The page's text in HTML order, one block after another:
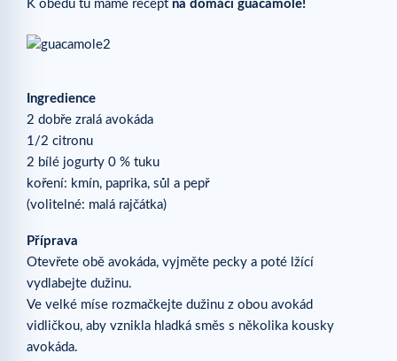
K obědu tu máme recept na domácí guacamole!
Ingredience
2 dobře zralá avokáda
1/2 citronu
2 bílé jogurty 0 % tuku
koření: kmín, paprika, sůl a pepř
(volitelné: malá rajčátka)
Příprava
Otevřete obě avokáda, vyjměte pecky a poté lžící
vydlabejte dužinu.
Ve velké míse rozmačkejte dužinu z obou avokád
vidličkou, aby vznikla hladká směs s několika kousky
avokáda.